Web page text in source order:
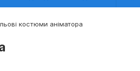
костюми аніматора